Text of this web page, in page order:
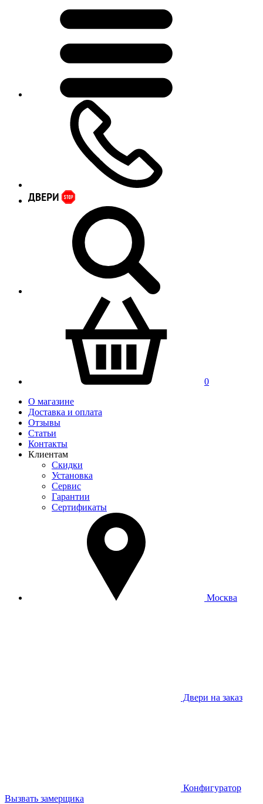
0
О магазине
Доставка и оплата
Отзывы
Статьи
Контакты
Клиентам
Скидки
Установка
Сервис
Гарантии
Сертификаты
Москва
Двери на заказ
Конфигуратор
Вызвать замерщика